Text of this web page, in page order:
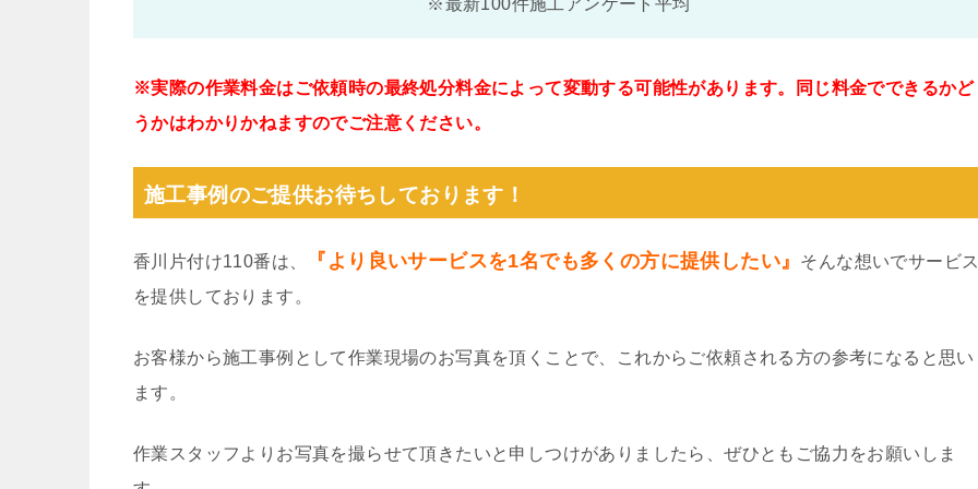
※実際の作業料金はご依頼時の最終処分料金によって変動する可能性があります。同じ料金でできるかど
うかはわかりかねますのでご注意ください。
施工事例のご提供お待ちしております！
香川片付け110番は、 『より良いサービスを1名でも多くの方に提供したい』
そんな想いでサービ
を提供しております。
お客様から施工事例として作業現場のお写真を頂くことで、これからご依頼される方の参考になると思い
ます。
作業スタッフよりお写真を撮らせて頂きたいと申しつけがありましたら、ぜひともご協力をお願いしま